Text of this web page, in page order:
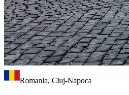
Romania, Cluj-Napoca